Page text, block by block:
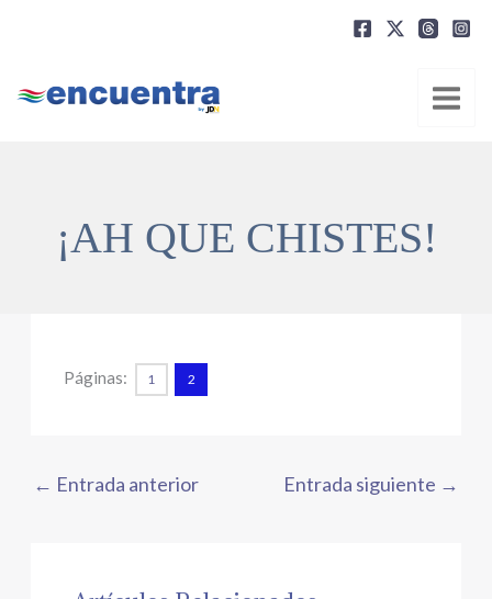
¡AH QUE CHISTES!
Páginas: 1 2
← Entrada anterior Entrada siguiente →